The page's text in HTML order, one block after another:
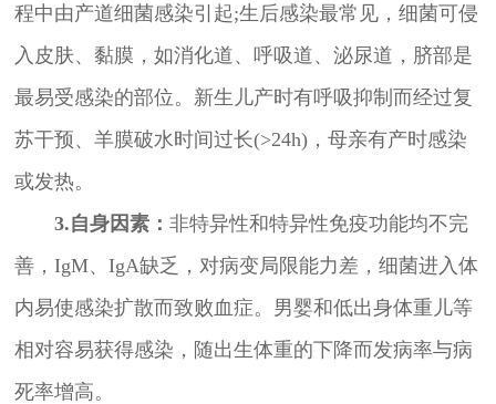
程中由产道细菌感染引起;生后感染最常见，细菌可侵
入皮肤、黏膜，如消化道、呼吸道、泌尿道，脐部是
最易受感染的部位。新生儿产时有呼吸抑制而经过复
苏干预、羊膜破水时间过长(>24h)，母亲有产时感染
或发热。
3.自身因素： 非特异性和特异性免疫功能均不完
善，IgM、IgA缺乏，对病变局限能力差，细菌进入体
内易使感染扩散而致败血症。男婴和低出身体重儿等
相对容易获得感染，随出生体重的下降而发病率与病
死率增高。